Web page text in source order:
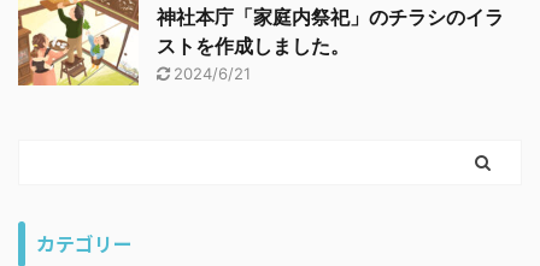
神社本庁「家庭内祭祀」のチラシのイラ
ストを作成しました。
2024/6/21
カテゴリー